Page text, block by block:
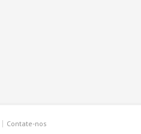
Contate-nos